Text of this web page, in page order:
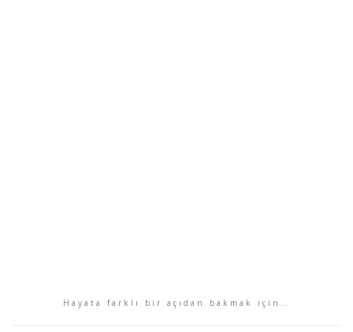
Hayata farklı bir açıdan bakmak için…